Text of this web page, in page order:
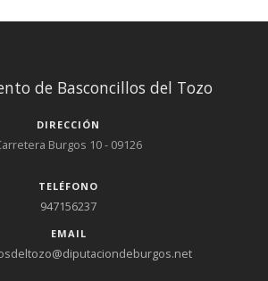
de Basconcillos del Tozo
DIRECCIÓN
Burgos 10 - 09126
TELÉFONO
947156237
EMAIL